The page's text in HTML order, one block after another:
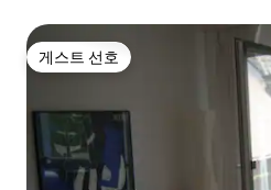
게스트 선호
게스트 선호